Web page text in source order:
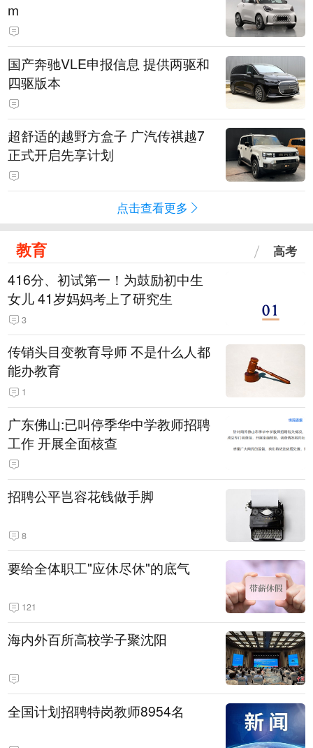
m
国产奔驰VLE申报信息 提供两驱和
四驱版本
超舒适的越野方盒子 广汽传祺越7
正式开启先享计划
点击查看更多
教育 高考
416分、初试第一！为鼓励初中生
女儿 41岁妈妈考上了研究生
3
传销头目变教育导师 不是什么人都
能办教育
1
广东佛山:已叫停季华中学教师招聘
工作 开展全面核查
招聘公平岂容花钱做手脚
8
要给全体职工"应休尽休"的底气
121
海内外百所高校学子聚沈阳
全国计划招聘特岗教师8954名